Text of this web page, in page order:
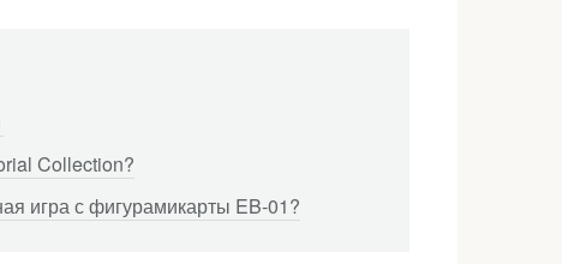
Collection?
игра с фигурамикарты EB-01?